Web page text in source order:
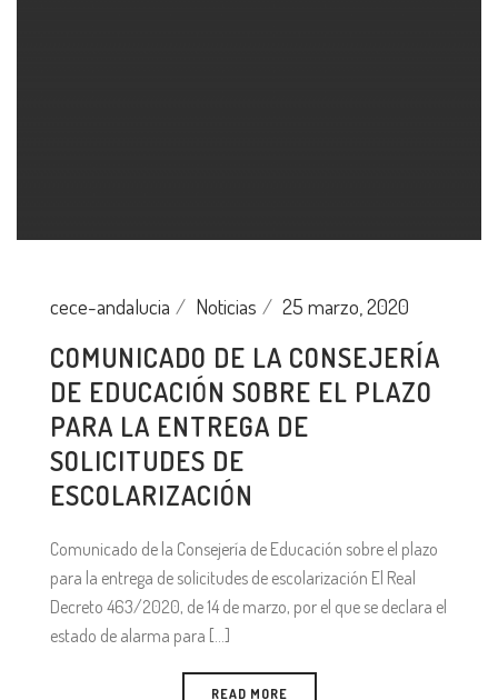
cece-andalucia Noticias 25 marzo, 2020
COMUNICADO DE LA CONSEJERÍA
DE EDUCACIÓN SOBRE EL PLAZO
PARA LA ENTREGA DE
SOLICITUDES DE
ESCOLARIZACIÓN
Comunicado de la Consejería de Educación sobre el plazo
para la entrega de solicitudes de escolarización El Real
Decreto 463/2020, de 14 de marzo, por el que se declara el
estado de alarma para [...]
READ MORE